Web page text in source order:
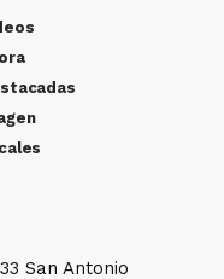
San Antonio